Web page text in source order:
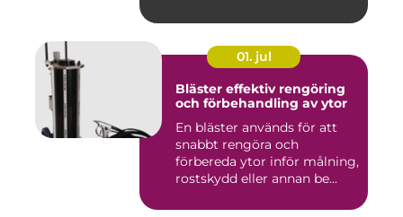
01. jul
Bläster effektiv rengöring
och förbehandling av ytor
En bläster används för att
snabbt rengöra och
förbereda ytor inför målning,
rostskydd eller annan be...